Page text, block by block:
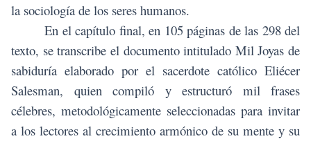
la sociología de los seres humanos.
En el capítulo final, en 105 páginas de las 298 del
texto, se transcribe el documento intitulado Mil Joyas de
sabiduría elaborado por el sacerdote católico Eliécer
Salesman, quien compiló y estructuró mil frases
célebres, metodológicamente seleccionadas para invitar
a los lectores al crecimiento armónico de su mente y su